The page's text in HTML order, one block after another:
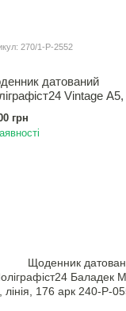
270/1-Р-2552
датований
Vintage А5,
грн